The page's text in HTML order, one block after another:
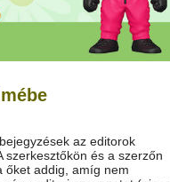
az editorok
szerkesztőkön és a szerzőn
őket addig, amíg nem